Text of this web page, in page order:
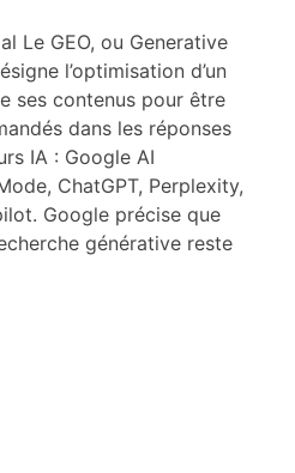
Le GEO, ou Generative
l’optimisation d’un
ses contenus pour être
dans les réponses
IA : Google AI
ChatGPT, Perplexity,
Google précise que
générative reste